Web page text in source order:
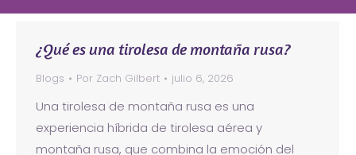
¿Qué es una tirolesa de montaña rusa?
Blogs Por Zach Gilbert julio 6, 2026
Una tirolesa de montaña rusa es una
experiencia híbrida de tirolesa aérea y
montaña rusa, que combina la emoción del